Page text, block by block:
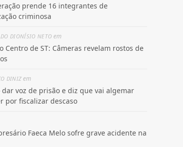
prende 16 integrantes de
criminosa
DIONÍSIO NETO em
Centro de ST: Câmeras revelam rostos de
DINIZ em
dar voz de prisão e diz que vai algemar
por fiscalizar descaso
Faeca Melo sofre grave acidente na